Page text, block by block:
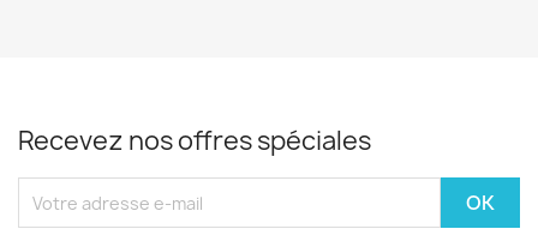
Recevez nos offres spéciales